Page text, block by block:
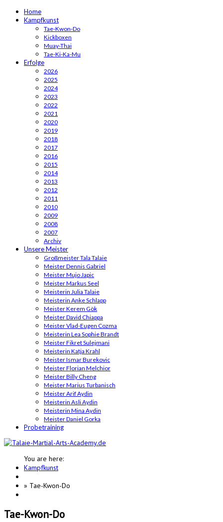
Home
Kampfkunst
Tae-Kwon-Do
Kickboxen
Muay-Thai
Tae-Ki-Ka-Mu
Erfolge
2026
2025
2024
2023
2022
2021
2020
2019
2018
2017
2016
2015
2014
2013
2012
2011
2010
2009
2008
2007
Archiv
Unsere Meister
Großmeister Tala Talaie
Meister Dennis Gabriel
Meister Mujo Japic
Meister Markus Seel
Meisterin Julia Talaie
Meisterin Anke Schlapp
Meister Kerem Gök
Meister David Chiappa
Meister Vlad-Eugen Cozma
Meisterin Lea Sophie Brandt
Meister Fikret Sulejmani
Meisterin Katja Krahl
Meister Ismar Burekovic
Meister Florian Melchior
Meister Billy Cheng
Meister Marius Turbanisch
Meister Arif Aydin
Meisterin Asli Aydin
Meisterin Mina Aydin
Meister Daniel Gorka
Probetraining
You are here:
Kampfkunst
» Tae-Kwon-Do
Tae-Kwon-Do